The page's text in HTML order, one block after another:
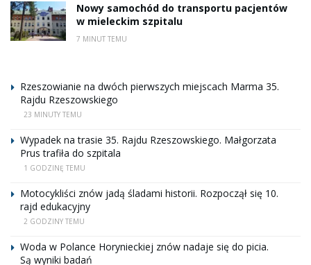
Nowy samochód do transportu pacjentów
w mieleckim szpitalu
7 MINUT TEMU
Rzeszowianie na dwóch pierwszych miejscach Marma 35.
Rajdu Rzeszowskiego
23 MINUTY TEMU
Wypadek na trasie 35. Rajdu Rzeszowskiego. Małgorzata
Prus trafiła do szpitala
1 GODZINĘ TEMU
Motocykliści znów jadą śladami historii. Rozpoczął się 10.
rajd edukacyjny
2 GODZINY TEMU
Woda w Polance Horynieckiej znów nadaje się do picia.
Są wyniki badań